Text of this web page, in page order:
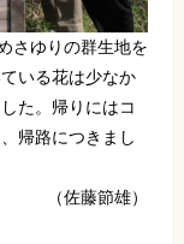
さゆりの群生地を
いる花は少なか
た。帰りにはコ
帰路につきまし
（佐藤節雄）